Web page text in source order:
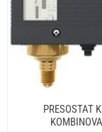
PRESOSTAT